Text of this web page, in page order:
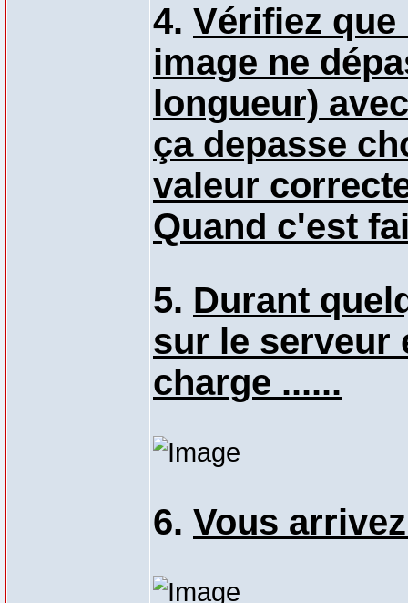
4. Vérifiez
image ne
longueur)
ça depasse
valeur
Quand c'est
5. Durant
sur le serveur
charge ......
6. Vous